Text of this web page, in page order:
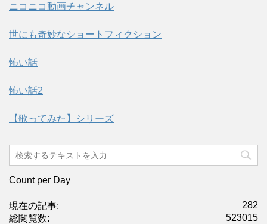
ニコニコ動画チャンネル
世にも奇妙なショートフィクション
怖い話
怖い話2
【歌ってみた】シリーズ
Count per Day
282
現在の記事:
523015
総閲覧数: